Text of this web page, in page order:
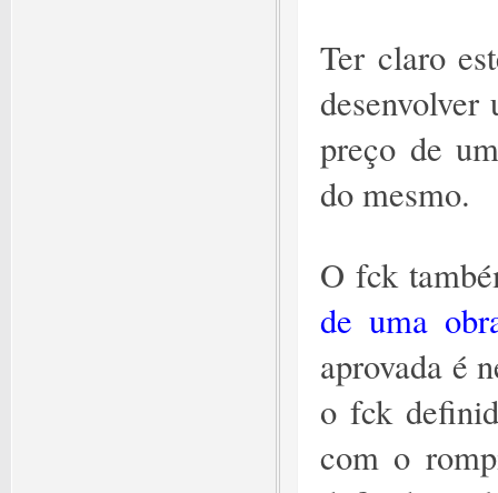
Ter claro
preço de
do mesmo.
O fck
de uma
aprovada é
o fck
com o